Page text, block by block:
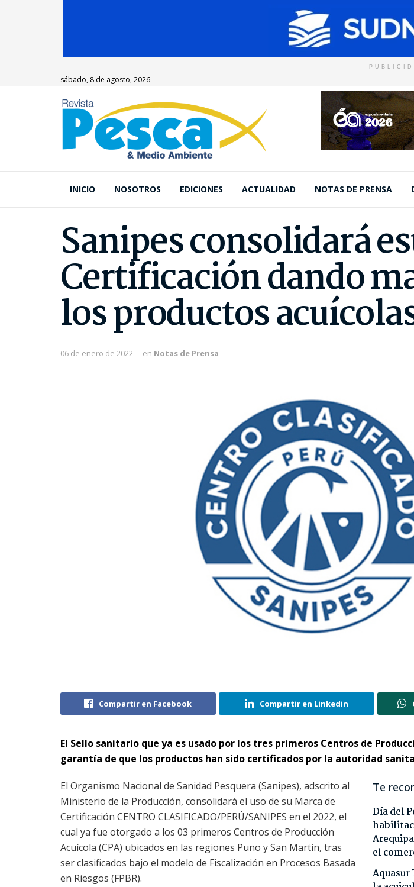
sábado, 8 de agosto, 2026
INICIO NOSOTROS EDICIONES ACTUALIDAD NOTAS DE PRENSA
Sanipes consolidará
Certificación dando
los productos
06 de enero de 2022 en Notas de Prensa
Compartir en Facebook Compartir en Linkedin
El Sello sanitario que ya es usado por los tres primeros Centros de
garantía de que los productos han sido certificados por la autoridad
Te
Día del
el
Aquasur
El Organismo Nacional de Sanidad Pesquera (Sanipes), adscrito al
Ministerio de la Producción, consolidará el uso de su Marca de
Certificación CENTRO CLASIFICADO/PERÚ/SANIPES en el 2022, el
cual ya fue otorgado a los 03 primeros Centros de Producción
Acuícola (CPA) ubicados en las regiones Puno y San Martín, tras
ser clasificados bajo el modelo de Fiscalización en Procesos Basada
en Riesgos (FPBR).